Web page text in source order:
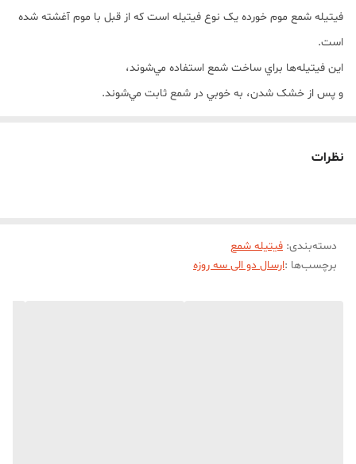
فيتيله شمع موم خورده يک نوع فيتيله است که از قبل با موم آغشته شده
است.
اين فيتيله‌ها براي ساخت شمع استفاده مي‌شوند،
و پس از خشک شدن، به خوبي در شمع ثابت مي‌شوند.
نظرات
دسته‌بندی: فیتیله شمع
برچسب‌ها :ارسال دو الی سه روزه